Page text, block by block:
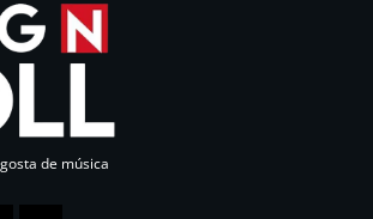
de música